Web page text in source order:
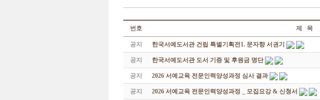
번호 제 목
공지 한국서예도서관 건립 특별기획전1. 문자향 서권기
공지 한국서예도서관 도서 기증 및 후원금 명단
공지 2026 서예교육 전문인력양성과정 심사 결과
공지 2026 서예교육 전문인력양성과정 _ 모집요강 & 신청서